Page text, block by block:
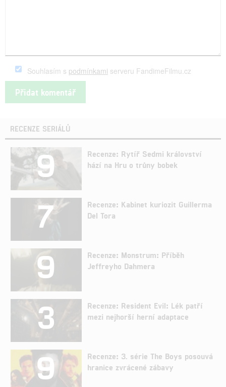
Souhlasím s podmínkami serveru FandimeFilmu.cz
RECENZE SERIÁLŮ
9
Recenze: Rytíř Sedmi království
hází na Hru o trůny bobek
7
Recenze: Kabinet kuriozit Guillerma
Del Tora
9
Recenze: Monstrum: Příběh
Jeffreyho Dahmera
3
Recenze: Resident Evil: Lék patří
mezi nejhorší herní adaptace
9
Recenze: 3. série The Boys posouvá
hranice zvrácené zábavy